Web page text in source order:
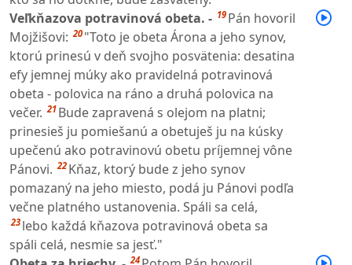
Veľkňazova potravinová obeta. - 19 Pán hovoril
Mojžišovi: 20 "Toto je obeta Árona a jeho synov,
ktorú prinesú v deň svojho posvätenia: desatina
efy jemnej múky ako pravidelná potravinová
obeta - polovica na ráno a druhá polovica na
večer. 21 Bude zapravená s olejom na platni;
prinesieš ju pomiešanú a obetuješ ju na kúsky
upečenú ako potravinovú obetu príjemnej vône
Pánovi. 22 Kňaz, ktorý bude z jeho synov
pomazaný na jeho miesto, podá ju Pánovi podľa
večne platného ustanovenia. Spáli sa celá,
23 lebo každá kňazova potravinová obeta sa
spáli celá, nesmie sa jesť."
24